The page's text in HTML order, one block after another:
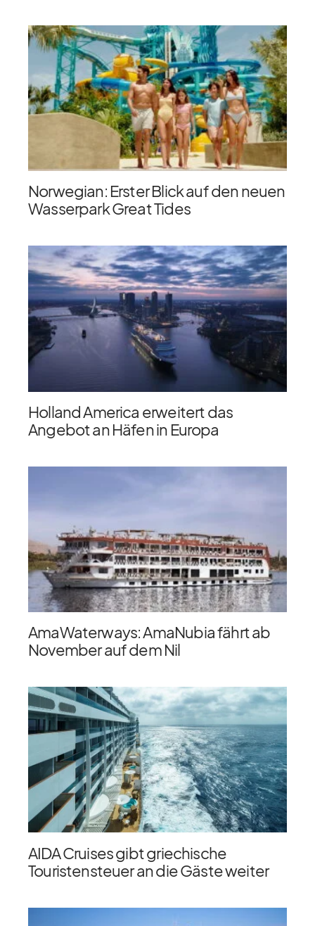
Norwegian: Erster Blick auf den neuen
Wasserpark Great Tides
Holland America erweitert das
Angebot an Häfen in Europa
AmaWaterways: AmaNubia fährt ab
November auf dem Nil
AIDA Cruises gibt griechische
Touristensteuer an die Gäste weiter